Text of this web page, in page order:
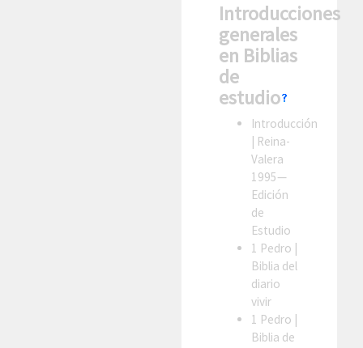
Introducciones
generales
en Biblias
de
estudio
Introducción
| Reina-
Valera
1995—
Edición
de
Estudio
1 Pedro
Biblia del
diario
vivir
1 Pedro
Biblia de